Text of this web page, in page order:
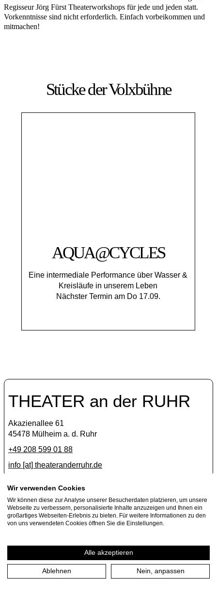
Regisseur Jörg Fürst Theaterworkshops für jede und jeden statt.
Vorkenntnisse sind nicht erforderlich. Einfach vorbeikommen und
mitmachen!
Stücke der Volxbühne
AQUA@CYCLES
Eine intermediale Performance über Wasser &
Kreisläufe in unserem Leben
Nächster Termin am Do 17.09.
THEATER an der RUHR
Akazienallee 61
45478 Mülheim a. d. Ruhr
+49 208 599 01 88
info [​at​] theateranderruhr.de
Facebook
Instagram
Newsletter
Datenschutzerklärung Cookie-Einstellungen
Wir verwenden Cookies
Wir können diese zur Analyse unserer Besucherdaten platzieren, um unsere
Webseite zu verbessern, personalisierte Inhalte anzuzeigen und Ihnen ein
großartiges Webseiten-Erlebnis zu bieten. Für weitere Informationen zu den
von uns verwendeten Cookies öffnen Sie die Einstellungen.
Alle akzeptieren
Ablehnen Nein, anpassen